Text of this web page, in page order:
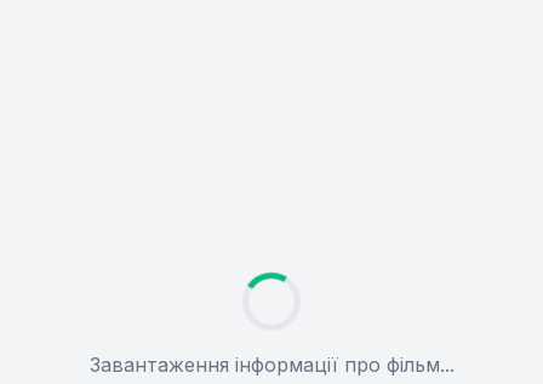
Завантаження інформації про фільм...